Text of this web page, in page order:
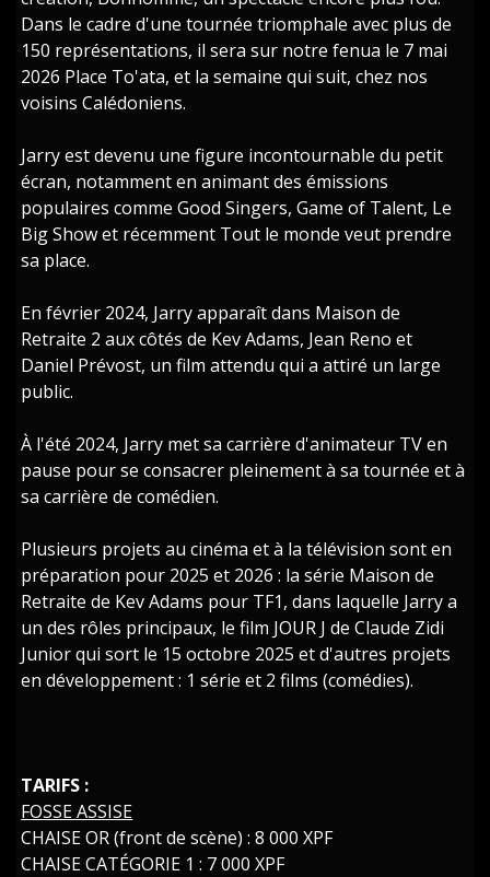
Dans le cadre d'une tournée triomphale avec plus de
150 représentations, il sera sur notre fenua le 7 mai
2026 Place To'ata, et la semaine qui suit, chez nos
voisins Calédoniens.
Jarry est devenu une figure incontournable du petit
écran, notamment en animant des émissions
populaires comme Good Singers, Game of Talent, Le
Big Show et récemment Tout le monde veut prendre
sa place.
En février 2024, Jarry apparaît dans Maison de
Retraite 2 aux côtés de Kev Adams, Jean Reno et
Daniel Prévost, un film attendu qui a attiré un large
public.
À l'été 2024, Jarry met sa carrière d'animateur TV en
pause pour se consacrer pleinement à sa tournée et à
sa carrière de comédien.
Plusieurs projets au cinéma et à la télévision sont en
préparation pour 2025 et 2026 : la série Maison de
Retraite de Kev Adams pour TF1, dans laquelle Jarry a
un des rôles principaux, le film JOUR J de Claude Zidi
Junior qui sort le 15 octobre 2025 et d'autres projets
en développement : 1 série et 2 films (comédies).
TARIFS :
FOSSE ASSISE
CHAISE OR (front de scène) : 8 000 XPF
CHAISE CATÉGORIE 1 : 7 000 XPF